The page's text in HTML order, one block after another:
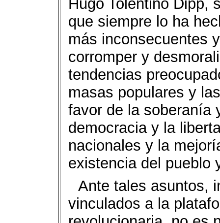
Hugo Tolentino Dipp,
que siempre lo ha
más inconsecuentes
corromper y
tendencias
masas populares y
favor de la soberanía
democracia y la
nacionales y la
existencia del pueblo
Ante tales asuntos,
vinculados a la